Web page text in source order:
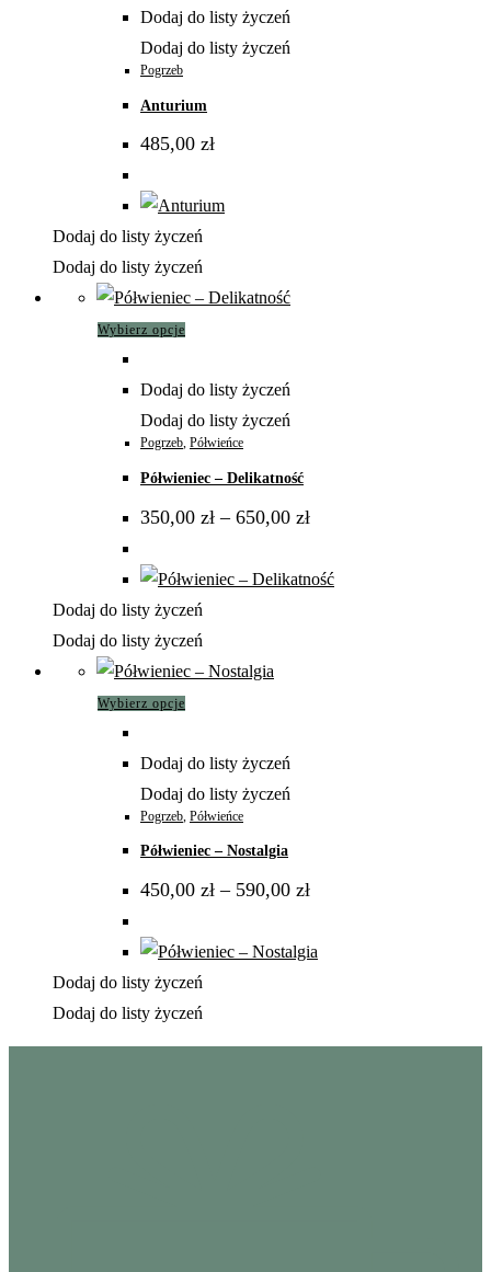
Dodaj do listy życzeń
Dodaj do listy życzeń
Pogrzeb
Anturium
485,00 zł
Dodaj do listy życzeń
Dodaj do listy życzeń
Wybierz opcje
ma
wariantów.
można
wybrać
stronie
produktu
Dodaj do listy życzeń
Dodaj do listy życzeń
Pogrzeb, Półwieńce
Półwieniec – Delikatność
350,00 zł – 650,00 złcen:
do
650,00 zł
Dodaj do listy życzeń
Dodaj do listy życzeń
Wybierz opcje
ma
wariantów.
można
wybrać
stronie
produktu
Dodaj do listy życzeń
Dodaj do listy życzeń
Pogrzeb Półwieńce
Półwieniec – Nostalgia
450,00 zł – 590,00 złcen:
590,00 zł
Dodaj do listy życzeń
Dodaj do listy życzeń